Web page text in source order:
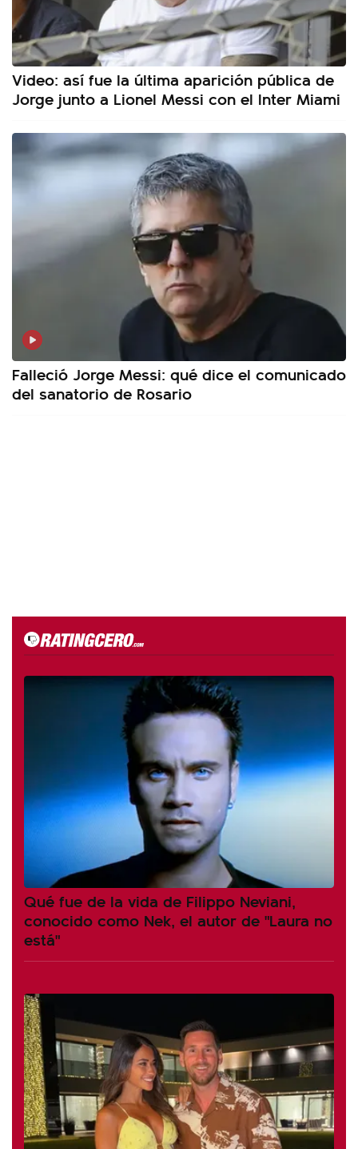
Video: así fue la última aparición pública de
Jorge junto a Lionel Messi con el Inter Miami
Falleció Jorge Messi: qué dice el comunicado
del sanatorio de Rosario
Qué fue de la vida de Filippo Neviani,
conocido como Nek, el autor de "Laura no
está"